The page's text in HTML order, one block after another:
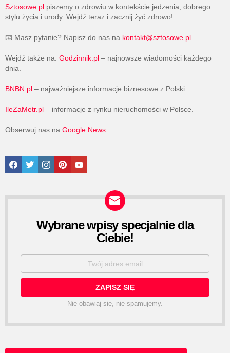
Sztosowe.pl piszemy o zdrowiu w kontekście jedzenia, dobrego
stylu życia i urody. Wejdź teraz i zacznij żyć zdrowo!
📧 Masz pytanie? Napisz do nas na kontakt@sztosowe.pl
Wejdź także na: Godzinnik.pl – najnowsze wiadomości każdego
dnia.
BNBN.pl – najważniejsze informacje biznesowe z Polski.
IleZaMetr.pl – informacje z rynku nieruchomości w Polsce.
Obserwuj nas na Google News
Facebook
TwitterInstagramPinterestGoogle News
NEWSLETTER
Wybrane wpisy specjalnie dla
Ciebie!
Email
Nie obawiaj się, nie spamujemy.